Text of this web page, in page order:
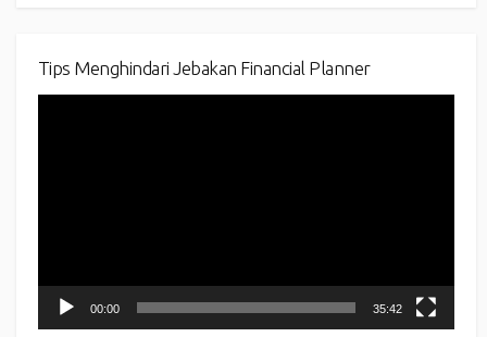
Tips Menghindari Jebakan Financial Planner
00:00 35:42